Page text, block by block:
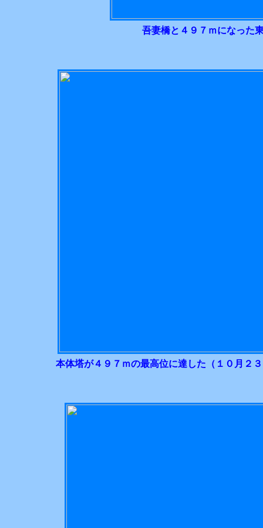
吾妻橋と４９７ｍになった
本体塔が４９７ｍの最高位に達した（１０月２